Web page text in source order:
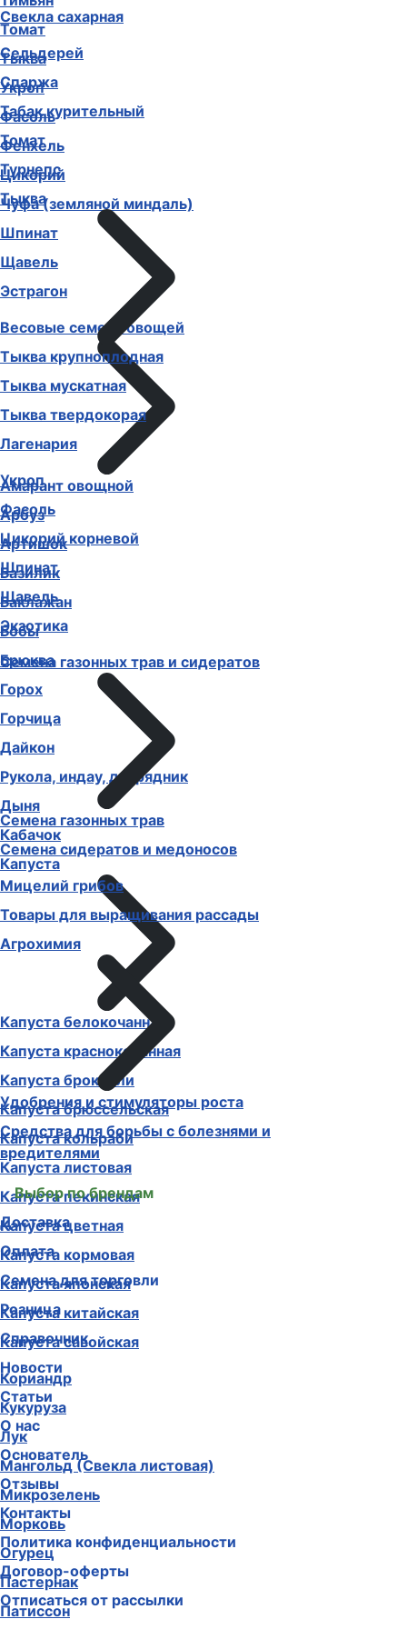
Томат
Тыква
Укроп
Фасоль
Фенхель
Цикорий
Чуфа (земляной миндаль)
Шпинат
Щавель
Эстрагон
Весовые семена овощей
Амарант овощной
Арбуз
Артишок
Базилик
Баклажан
Бобы
Брюква
Горох
Горчица
Дайкон
Рукола, индау, двурядник
Дыня
Кабачок
Капуста
Капуста белокочанная
Капуста краснокочанная
Капуста брокколи
Капуста брюссельская
Капуста кольраби
Капуста листовая
Капуста пекинская
Капуста цветная
Капуста кормовая
Капуста японская
Капуста китайская
Капуста савойская
Кориандр
Кукуруза
Лук
Мангольд (Свекла листовая)
Микрозелень
Морковь
Огурец
Пастернак
Патиссон
Свекла сахарная
Сельдерей
Спаржа
Табак курительный
Томат
Турнепс
Тыква
Тыква крупноплодная
Тыква мускатная
Тыква твердокорая
Лагенария
Укроп
Фасоль
Цикорий корневой
Шпинат
Щавель
Экзотика
Семена газонных трав и сидератов
Семена газонных трав
Семена сидератов и медоносов
Мицелий грибов
Товары для выращивания рассады
Агрохимия
Удобрения и стимуляторы роста
Средства для борьбы с болезнями и
вредителями
Выбор по брендам
Доставка
Оплата
Семена для торговли
Розница
Справочник
Новости
Статьи
О нас
Основатель
Отзывы
Контакты
Политика конфиденциальности
Договор-оферты
Отписаться от рассылки